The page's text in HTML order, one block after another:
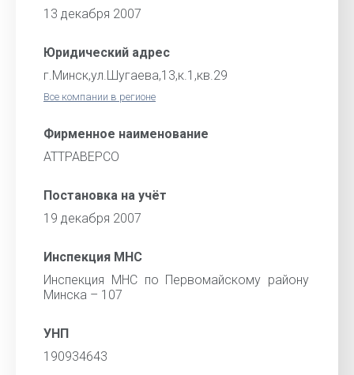
13 декабря 2007
Юридический адрес
г.Минск,ул.Шугаева,13,к.1,кв.29
Все компании в регионе
Фирменное наименование
АТТРАВЕРСО
Постановка на учёт
19 декабря 2007
Инспекция МНС
Инспекция МНС по Первомайскому району
Минска – 107
УНП
190934643